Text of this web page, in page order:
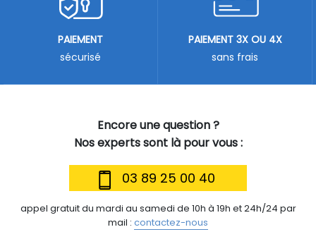
Encore une question ?
Nos experts sont là pour vous :
03 89 25 00 40
appel gratuit du mardi au samedi de 10h à 19h et 24h/24 par
mail : contactez-nous
PAIEMENT
sécurisé
PAIEMENT 3X OU 4X
sans frais